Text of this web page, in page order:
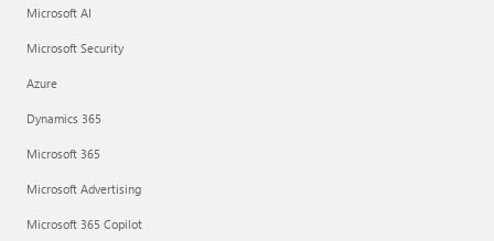
Microsoft AI
Microsoft Security
Azure
Dynamics 365
Microsoft 365
Microsoft Advertising
Microsoft 365 Copilot